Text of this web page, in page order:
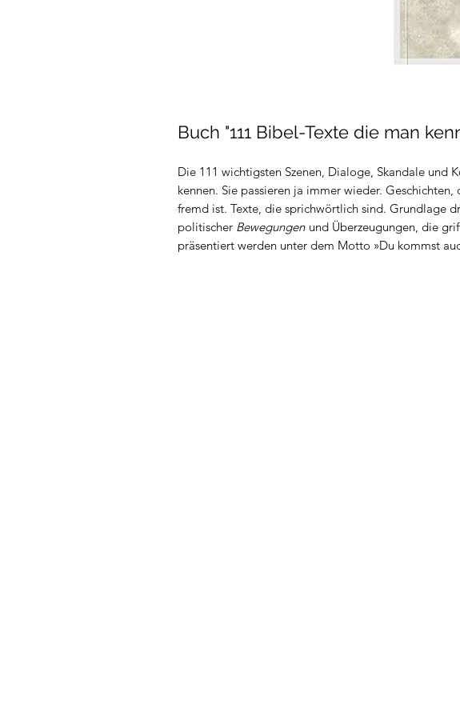
Buch "111 Bibel-Texte die man
Die 111 wichtigsten Szenen, Dialoge, Skandale und
kennen. Sie passieren ja immer wieder. Geschichten,
fremd ist. Texte, die sprichwörtlich sind. Grundlage
politischer Bewegungen und Überzeugungen, die
präsentiert werden unter dem Motto »Du kommst